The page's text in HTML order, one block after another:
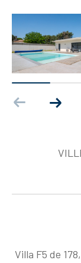
Villa F5 de